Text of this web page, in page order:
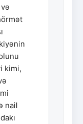
kimi,
nail